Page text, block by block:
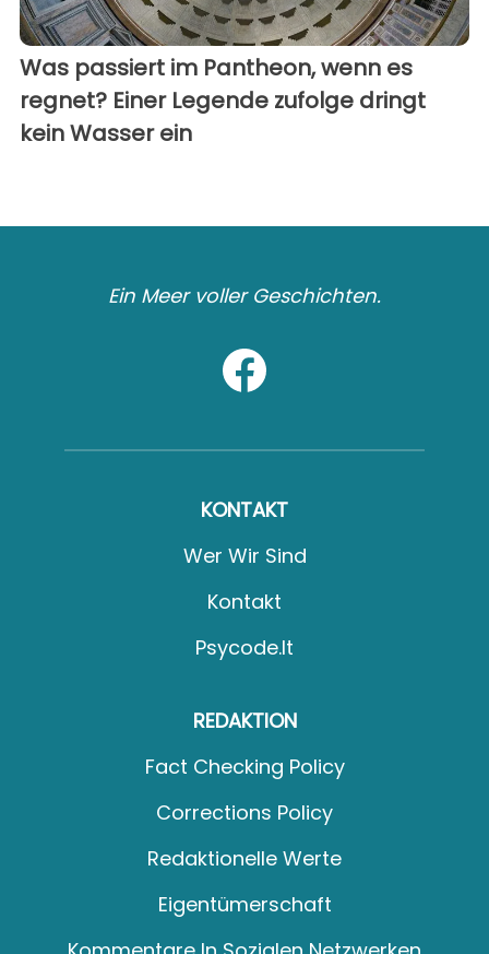
Was passiert im Pantheon, wenn es
regnet? Einer Legende zufolge dringt
kein Wasser ein
Ein Meer voller Geschichten.
KONTAKT
Wer Wir Sind
Kontakt
Psycode.it
REDAKTION
Fact Checking Policy
Corrections Policy
Redaktionelle Werte
Eigentümerschaft